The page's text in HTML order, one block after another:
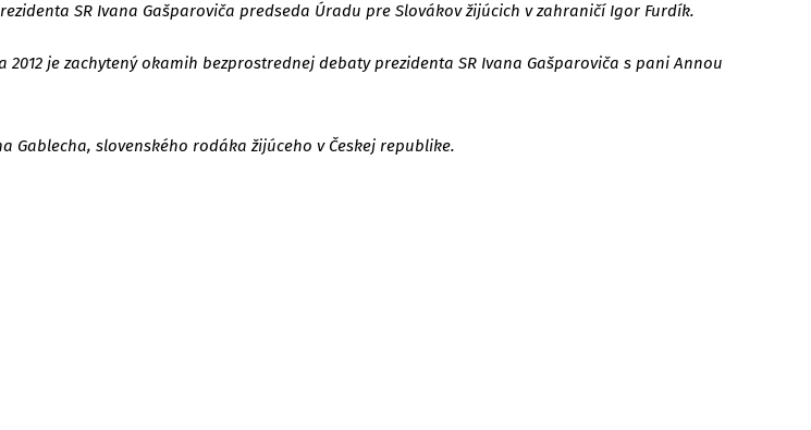
SR Ivana Gašparoviča predseda Úradu pre Slovákov žijúcich v zahraničí Igor Furdík.
je zachytený okamih bezprostrednej debaty prezidenta SR Ivana Gašparoviča s pani Annou
Gablecha, slovenského rodáka žijúceho v Českej republike.